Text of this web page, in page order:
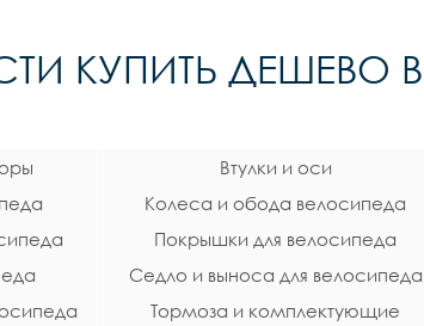
КУПИТЬ ДЕШЕВО
Втулки и оси
Колеса и обода велосипеда
Покрышки для велосипеда
Седло и выноса для велосипеда
Тормоза и комплектующие